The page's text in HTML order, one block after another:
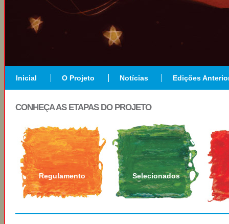
Inicial O Projeto Notícias Edições
CONHEÇA AS ETAPAS DO PROJETO
Regulamento Selecionados